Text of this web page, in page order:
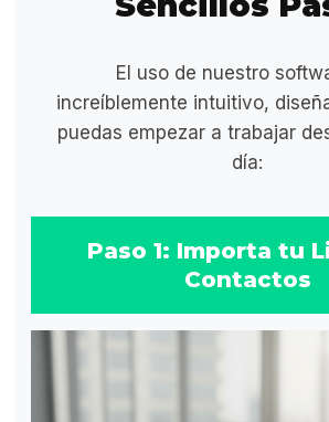
El uso de nuestro
increíblemente intuitivo,
puedas empezar a trabajar
día:
Paso 1: Importa tu
Contactos